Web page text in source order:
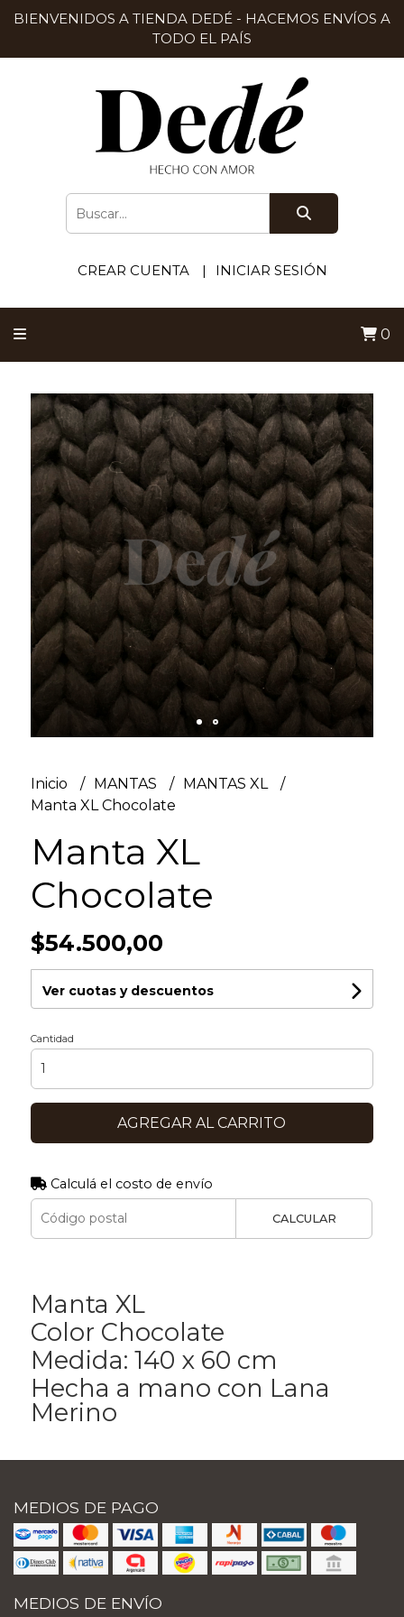
BIENVENIDOS A TIENDA DEDÉ - HACEMOS ENVÍOS A
TODO EL PAÍS
CREAR CUENTA INICIAR SESIÓN
0
Inicio MANTAS
MANTAS XL
Manta XL Chocolate
Manta XL
Chocolate
$54.500,00
Ver cuotas y descuentos
Cantidad
AGREGAR AL CARRITO
Calculá el costo de envío
CALCULAR
Manta XL
Color Chocolate
Medida: 140 x 60 cm
Hecha a mano con Lana
Merino
MEDIOS DE PAGO
MEDIOS DE ENVÍO